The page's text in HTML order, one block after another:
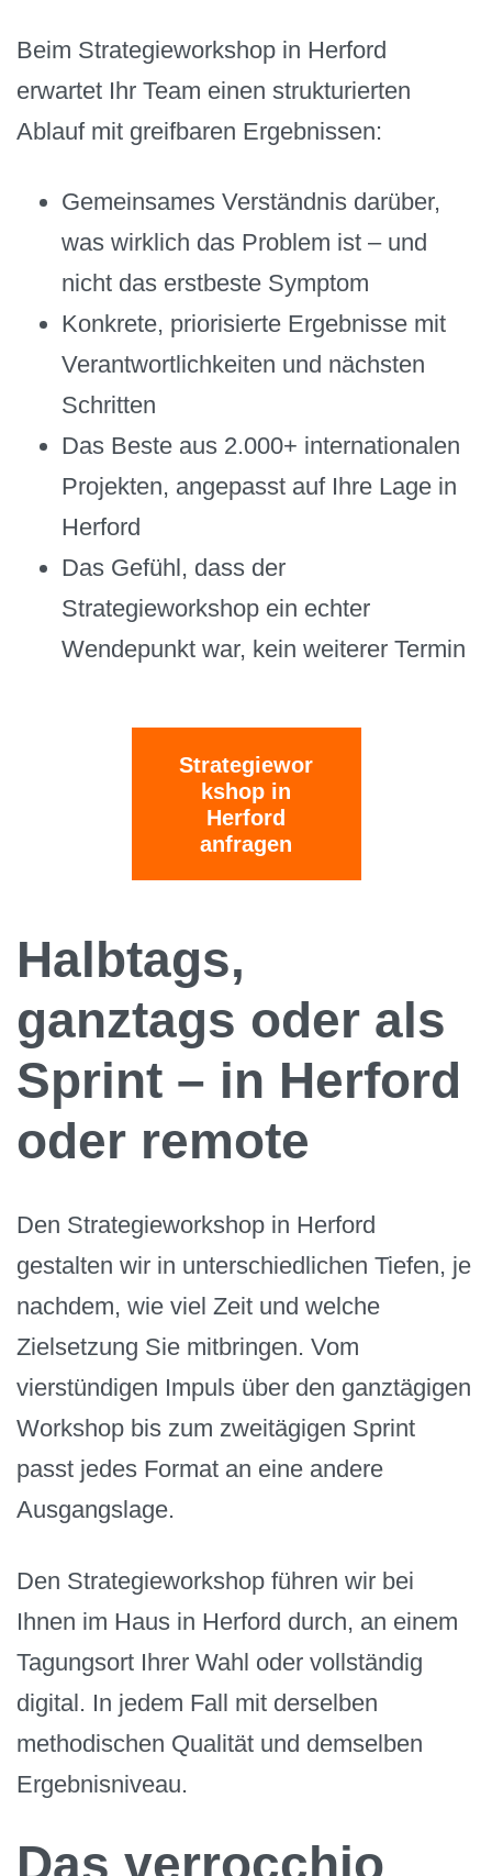
Beim Strategieworkshop in Herford
erwartet Ihr Team einen strukturierten
Ablauf mit greifbaren Ergebnissen:
Gemeinsames Verständnis darüber,
was wirklich das Problem ist – und
nicht das erstbeste Symptom
Konkrete, priorisierte Ergebnisse mit
Verantwortlichkeiten und nächsten
Schritten
Das Beste aus 2.000+ internationalen
Projekten, angepasst auf Ihre Lage in
Herford
Das Gefühl, dass der
Strategieworkshop ein echter
Wendepunkt war, kein weiterer Termin
Strategiewor
kshop in
Herford
anfragen
Halbtags,
ganztags oder als
Sprint – in Herford
oder remote
Den Strategieworkshop in Herford
gestalten wir in unterschiedlichen Tiefen, je
nachdem, wie viel Zeit und welche
Zielsetzung Sie mitbringen. Vom
vierstündigen Impuls über den ganztägigen
Workshop bis zum zweitägigen Sprint
passt jedes Format an eine andere
Ausgangslage.
Den Strategieworkshop führen wir bei
Ihnen im Haus in Herford durch, an einem
Tagungsort Ihrer Wahl oder vollständig
digital. In jedem Fall mit derselben
methodischen Qualität und demselben
Ergebnisniveau.
Das verrocchio